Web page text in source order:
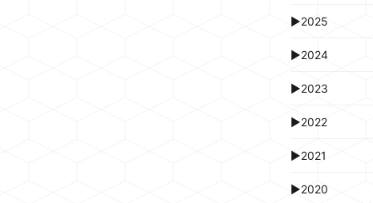
►2025
►2024
►2023
►2022
►2021
►2020